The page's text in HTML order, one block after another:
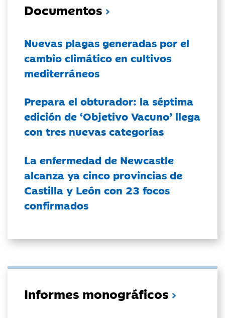
Documentos
Nuevas plagas generadas por el
cambio climático en cultivos
mediterráneos
Prepara el obturador: la séptima
edición de ‘Objetivo Vacuno’ llega
con tres nuevas categorías
La enfermedad de Newcastle
alcanza ya cinco provincias de
Castilla y León con 23 focos
confirmados
Informes monográficos